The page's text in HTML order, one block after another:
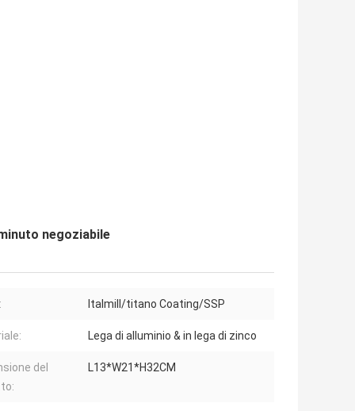
negoziabile
Italmill/titano Coating/SSP
Lega di alluminio & in lega di zinco
del
L13*W21*H32CM